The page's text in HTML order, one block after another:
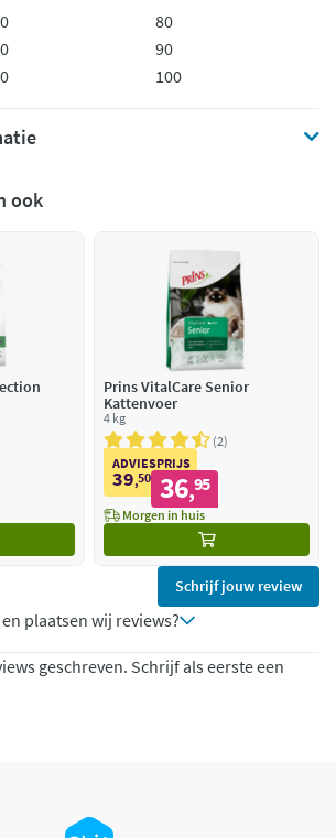
80
90
100
ook
Prins VitalCare Senior
Kattenvoer
4 kg
2
ADVIESPRIJS
39,50 36,95
Morgen in huis
Schrijf jouw review
plaatsen wij reviews?
geschreven. Schrijf als eerste een